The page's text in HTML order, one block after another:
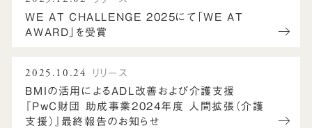
WE AT CHALLENGE 2025にて「WE AT
AWARD」を受賞
2025.10.24
リリース
BMIの活用によるADL改善および介護支援
『PwC財団 助成事業2024年度 人間拡張（介護
支援）』最終報告のお知らせ